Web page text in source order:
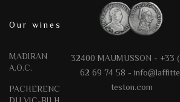
Our wines
MADIRAN
A.O.C.
PACHERENC
32400 MAUMUSSON - +33
62 69 74 58 -
teston.com